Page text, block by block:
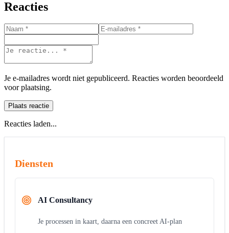
Reacties
Je e-mailadres wordt niet gepubliceerd. Reacties worden beoordeeld
voor plaatsing.
Plaats reactie
Reacties laden...
Diensten
AI Consultancy
Je processen in kaart, daarna een concreet AI-plan